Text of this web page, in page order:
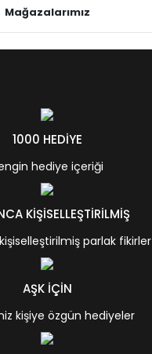
Mağazalarımız
1000 HEDİYE
hediye içeriği
KİŞİSELLEŞTİRİLMİŞ
parlak fikirler
AŞK İÇİN
kişiye özgün hediyeler